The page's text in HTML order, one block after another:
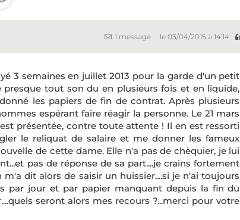
1 message le 03/04/2015 à 14:14
3 semaines en juillet 2013 pour la garde d'un petit
tout son du en plusieurs fois et en liquide,
les papiers de fin de contrat. Après plusieurs
espérant faire réagir la personne. Le 21 mars
présentée, contre toute attente ! Il en est ressorti
le reliquat de salaire et me donner les fameux
de cette dame. Elle n'a pas de chèquier, je lui
pas de réponse de sa part....je crains fortement
dit alors de saisir un huissier....si je n'ai toujours
par jour et par papier manquant depuis la fin du
seront alors mes recours ?...merci pour votre